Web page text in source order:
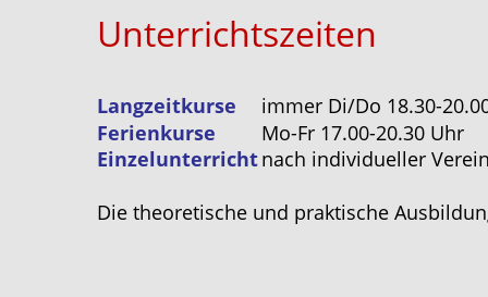
Unterrichtszeiten
Langzeitkurse
immer Di/Do 18.30-
Ferienkurse
Mo-Fr 17.00-20.30 Uhr
Einzelunterricht nach individueller
Die theoretische und praktische